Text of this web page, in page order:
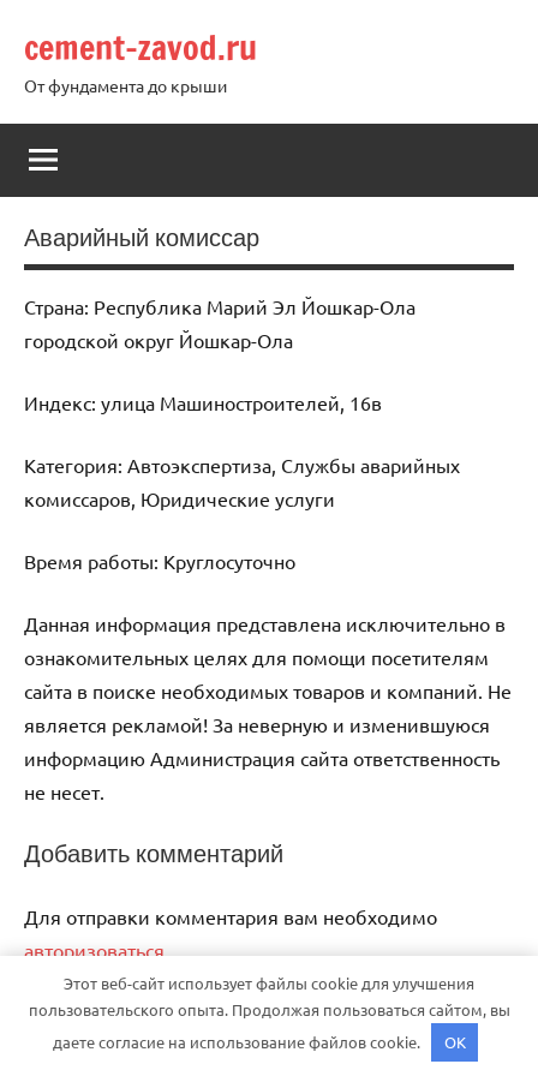
содержимому
cement-zavod.ru
От фундамента до крыши
Аварийный комиссар
Страна: Республика Марий Эл Йошкар-Ола
городской округ Йошкар-Ола
Индекс: улица Машиностроителей, 16в
Категория: Автоэкспертиза, Службы аварийных
комиссаров, Юридические услуги
Время работы: Круглосуточно
Данная информация представлена исключительно в
ознакомительных целях для помощи посетителям
сайта в поиске необходимых товаров и компаний. Не
является рекламой! За неверную и изменившуюся
информацию Администрация сайта ответственность
не несет.
Добавить комментарий
Для отправки комментария вам необходимо
авторизоваться
Тема WordPress: Dynamico от ThemeZee.
Этот веб-сайт использует файлы cookie для улучшения
пользовательского опыта. Продолжая пользоваться сайтом, вы
даете согласие на использование файлов cookie.
OK